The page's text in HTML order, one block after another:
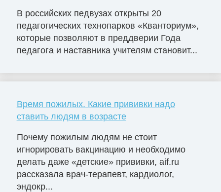
В российских педвузах открыты 20
педагогических технопарков «Кванториум»,
которые позволяют в преддверии Года
педагога и наставника учителям становит...
Время пожилых. Какие прививки надо
ставить людям в возрасте
Почему пожилым людям не стоит
игнорировать вакцинацию и необходимо
делать даже «детские» прививки, aif.ru
рассказала врач-терапевт, кардиолог,
эндокр...